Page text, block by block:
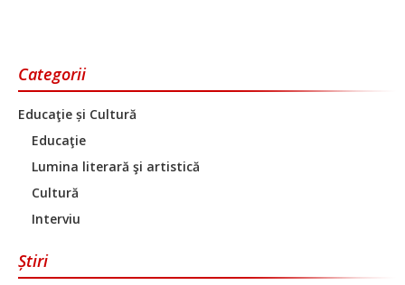
Categorii
Educaţie și Cultură
Educaţie
Lumina literară şi artistică
Cultură
Interviu
Știri